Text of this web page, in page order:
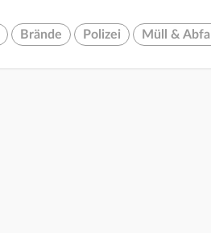
Brände Polizei Müll & Abfall